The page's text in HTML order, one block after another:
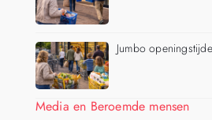
Jumbo
Media en Beroemde mensen